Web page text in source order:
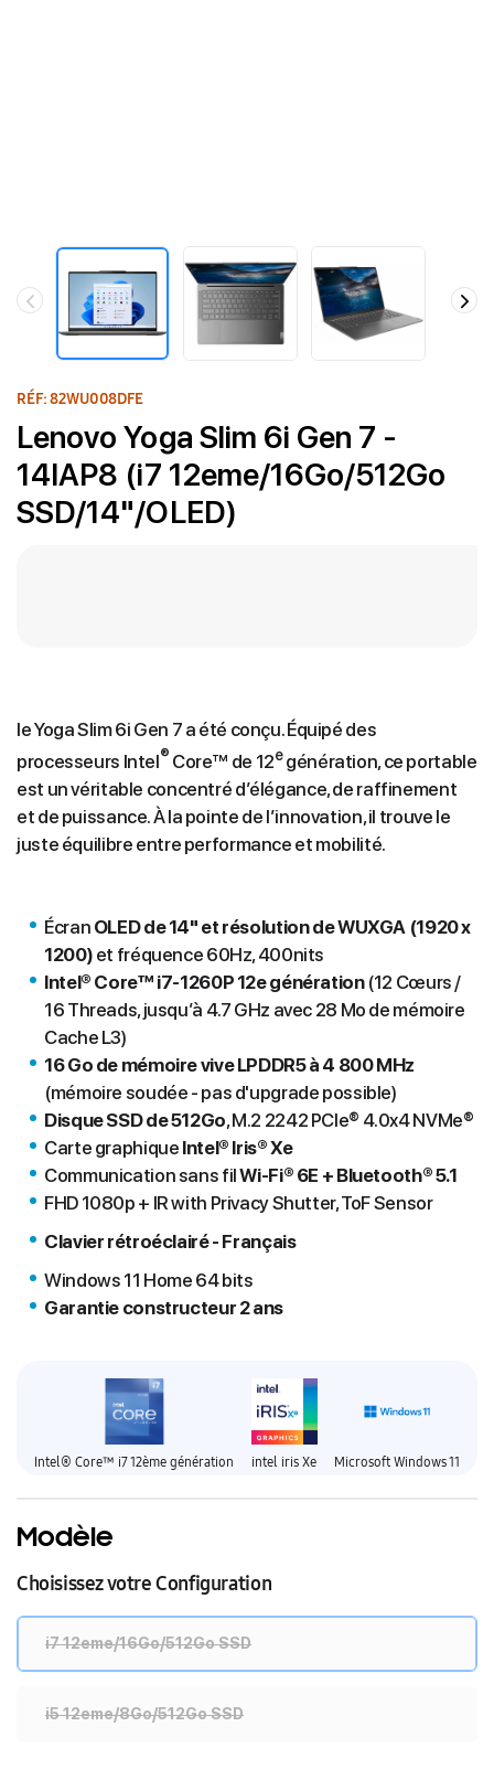
RÉF: 82WU008DFE
Lenovo Yoga Slim 6i Gen 7 -
14IAP8 (i7 12eme/16Go/512Go
SSD/14"/OLED)
le Yoga Slim 6i Gen 7 a été conçu. Équipé des
processeurs Intel® Core™ de 12egénération, ce portable
est un véritable concentré d’élégance, de raffinement
et de puissance. À la pointe de l’innovation, il trouve le
juste équilibre entre performance et mobilité.
Écran OLED de 14" et résolution de WUXGA (1920 x
1200) et fréquence 60Hz, 400nits
Intel® Core™ i7-1260P 12e génération(12 Cœurs /
16 Threads, jusqu’à 4.7 GHz avec 28 Mo de mémoire
Cache L3)
16 Go de mémoire vive LPDDR5 à 4 800 MHz
(mémoire soudée - pas d'upgrade possible)
Disque SSD de 512Go, M.2 2242 PCIe® 4.0x4 NVMe®
Carte graphique Intel® Iris® Xe
Communication sans filWi-Fi® 6E + Bluetooth® 5.1
FHD 1080p + IR with Privacy Shutter, ToF Sensor
Clavier rétroéclairé - Français
Windows 11 Home 64 bits
Garantie constructeur 2 ans
Intel® Core™ i7 12ème génération intel iris Xe Microsoft Windows 11
Modèle
Choisissez votre Configuration
i7 12eme/16Go/512Go SSD
i5 12eme/8Go/512Go SSD